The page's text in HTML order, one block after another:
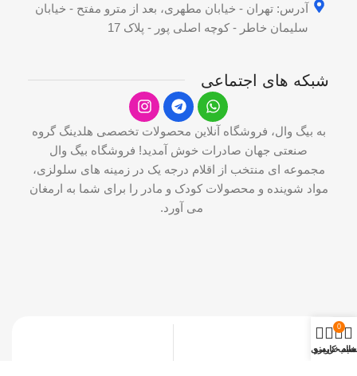
آدرس: تهران - خیابان مطهری، بعد از مترو مفتح - خیابان
سلیمان خاطر - کوچه اصلی پور - پلاک 17
شبکه های اجتماعی
به بیگ وال، فروشگاه آنلاین محصولات تخصصی هلدینگ گروه
صنعتی جهان صادرات خوش آمدید! فروشگاه بیگ وال
مجموعه ای منتخب از اقلام درجه یک در زمینه های سلولزی،
مواد شوینده و محصولات کودک و مادر را برای شما به ارمغان
می آورد.
خانه
0
سبد خرید
کاربری من
منو